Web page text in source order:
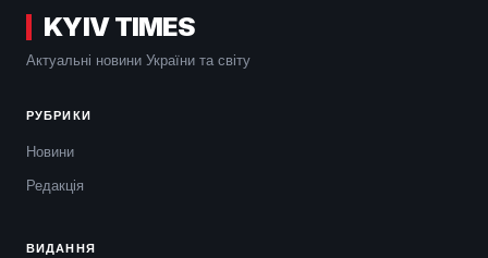
KYIV TIMES
Актуальні новини України та світу
РУБРИКИ
Новини
Редакція
ВИДАННЯ